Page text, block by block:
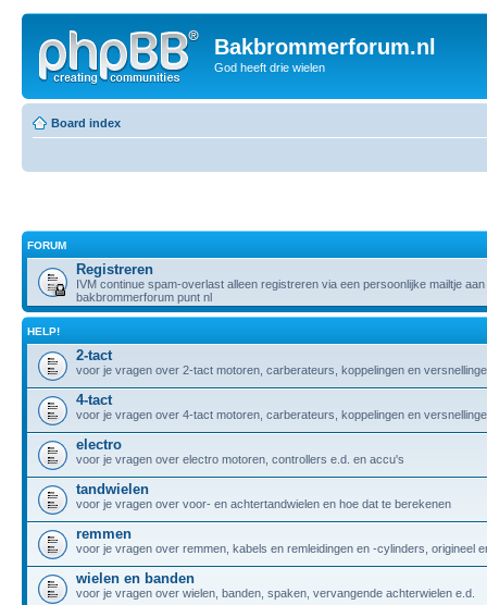
Bakbrommerforum.nl
God heeft drie wielen
Board index
FORUM
Registreren
IVM continue spam-overlast alleen registreren via een persoonlijke mailtje
bakbrommerforum punt nl
HELP!
2-tact
voor je vragen over 2-tact motoren, carberateurs, koppelingen en
4-tact
voor je vragen over 4-tact motoren, carberateurs, koppelingen en
electro
voor je vragen over electro motoren, controllers e.d. en accu's
tandwielen
voor je vragen over voor- en achtertandwielen en hoe dat te berekenen
remmen
voor je vragen over remmen, kabels en remleidingen en -cylinders, origineel
wielen en banden
voor je vragen over wielen, banden, spaken, vervangende achterwielen e.d.